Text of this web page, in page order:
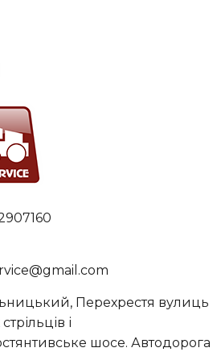
Перехрестя вулиць
і
шосе. Автодорога